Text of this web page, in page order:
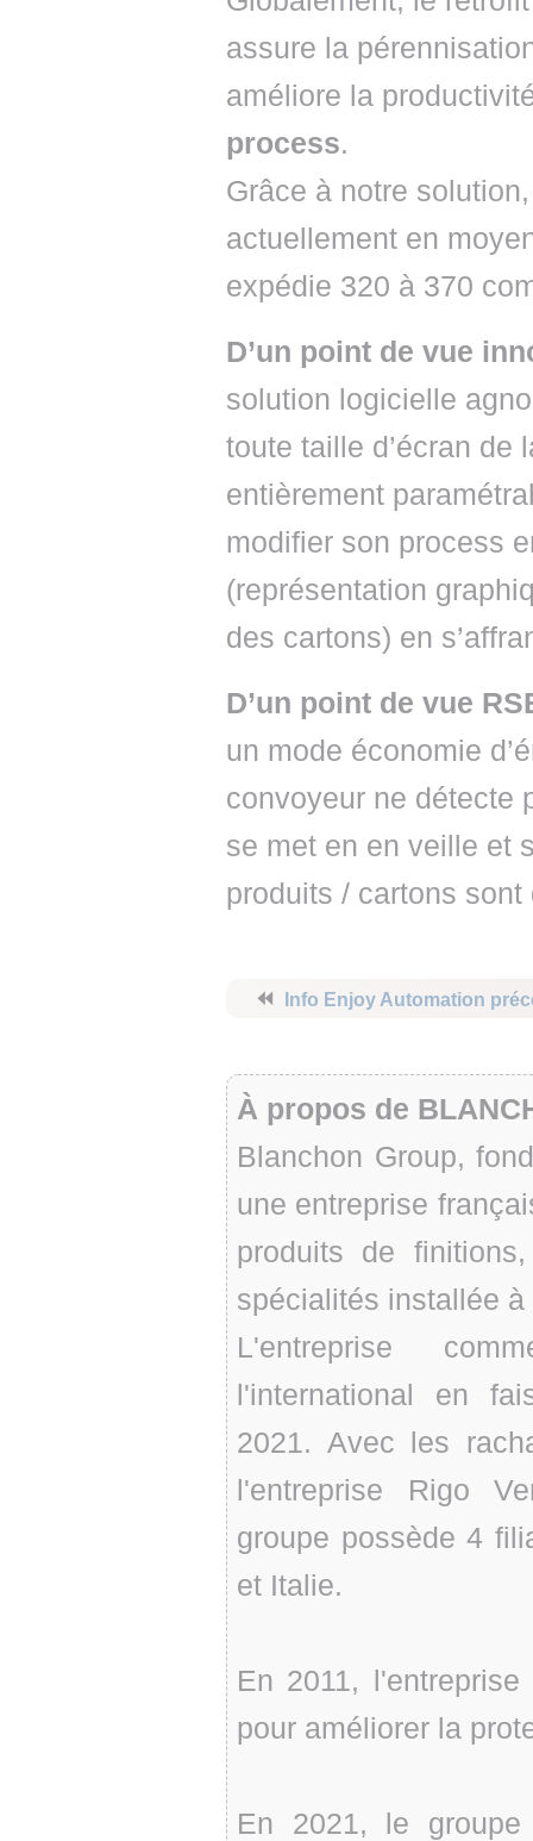
assure la
améliore la
process.
Grâce à notre
actuellement en
expédie 320 à 370
D’un point de vue
solution logicielle
toute taille d’écran de
entièrement
modifier son process
(représentation
des cartons) en
D’un point de vue
un mode économie
convoyeur ne détecte
se met en en veille et
produits / cartons
⏪ Info Enjoy Automation
À propos de
Blanchon Group,
une entreprise
produits de
spécialités installée
L'entreprise
l'international en
2021. Avec les
l'entreprise Rigo
groupe possède 4
et Italie.
En 2011,
pour améliorer la
En 2021, le